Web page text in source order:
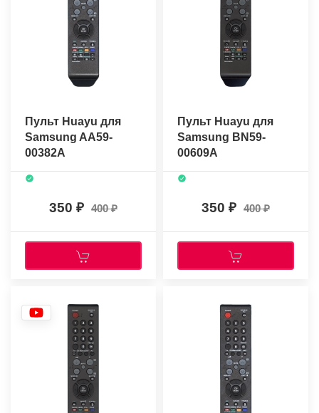
Пульт Huayu для
Samsung AA59-
00382A
350 400
Пульт Huayu для
Samsung BN59-
00609A
350 400